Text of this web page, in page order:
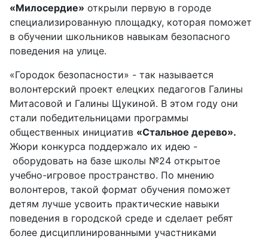
«Милосердие» открыли первую в городе
специализированную площадку, которая поможет
в обучении школьников навыкам безопасного
поведения на улице.
«Городок безопасности» - так называется
волонтерский проект елецких педагогов Галины
Митасовой и Галины Щукиной. В этом году они
стали победительницами программы
общественных инициатив «Стальное дерево».
Жюри конкурса поддержало их идею -
оборудовать на базе школы №24 открытое
учебно-игровое пространство. По мнению
волонтеров, такой формат обучения поможет
детям лучше усвоить практические навыки
поведения в городской среде и сделает ребят
более дисциплинированными участниками